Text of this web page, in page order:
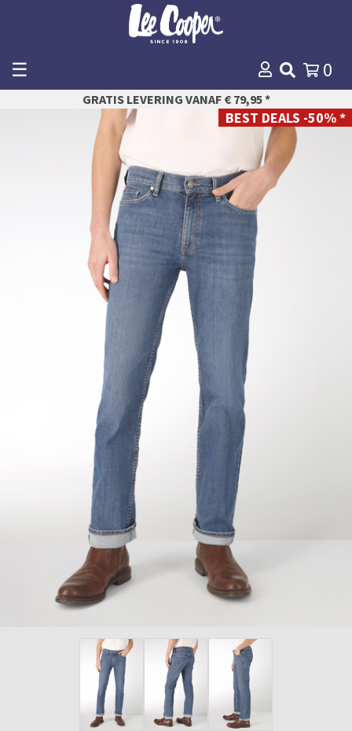
☰ 0
WINKELMANDJE
AFREKENEN
GRATIS LEVERING VANAF € 79,95 *
BEST DEALS -50% *